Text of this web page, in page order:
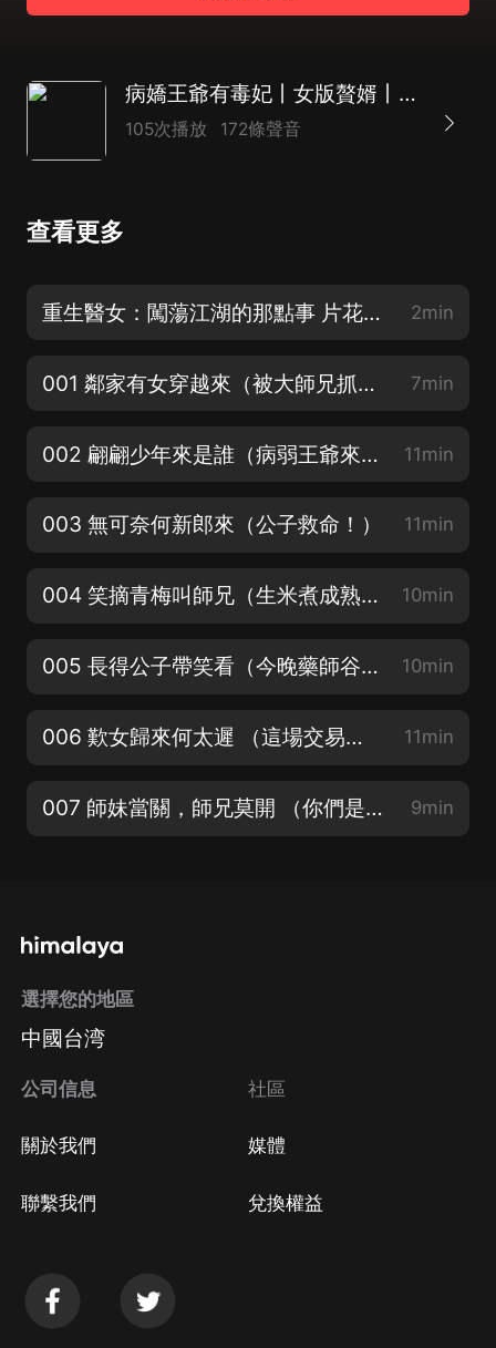
病嬌王爺有毒妃丨女版贅婿丨穿越甜寵
105次播放 172條聲音
查看更多
重生醫女：闖蕩江湖的那點事 片花丨女版贅婿丨暴爽甜寵丨王爺 2min
001 鄰家有女穿越來（被大師兄抓回去了） 7min
002 翩翩少年來是誰（病弱王爺來提親？！）丨多人有聲廣播劇 11min
003 無可奈何新郎來（公子救命！） 11min
004 笑摘青梅叫師兄（生米煮成熟飯？） 10min
005 長得公子帶笑看（今晚藥師谷會有大事發生） 10min
006 歎女歸來何太遲 （這場交易成了！） 11min
007 師妹當關，師兄莫開 （你們是驢子嗎？） 9min
選擇您的地區
中國台湾
公司信息
關於我們
聯繫我們
社區
媒體
兌換權益